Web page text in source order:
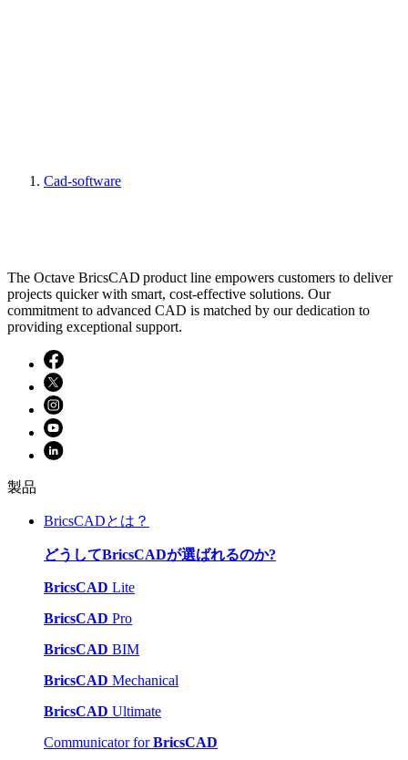
Cad-software
The Octave BricsCAD product line empowers customers to deliver
projects quicker with smart, cost-effective solutions. Our
commitment to advanced CAD is matched by our dedication to
providing exceptional support.
製品
BricsCADとは？
どうしてBricsCADが選ばれるのか?
BricsCAD Lite
BricsCAD Pro
BricsCAD BIM
BricsCAD Mechanical
BricsCAD Ultimate
Communicator forBricsCAD